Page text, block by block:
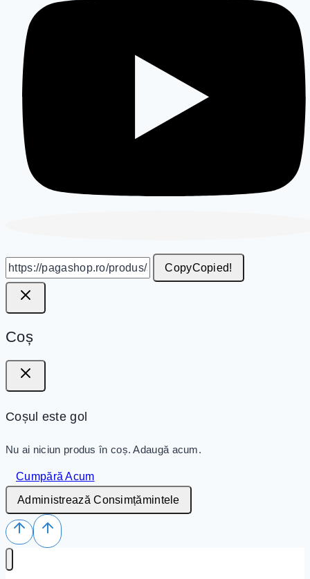
CopyCopied!
Coș
Coșul este gol
Nu ai niciun produs în coș. Adaugă acum.
Cumpără Acum
Administrează Consimțămintele